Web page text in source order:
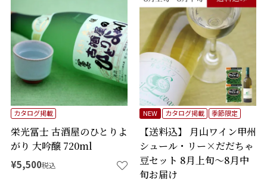
栄光冨士 古酒屋のひとりよ
がり 大吟醸 720ml
カタログ掲載
¥5,500税込
【送料込】 月山ワイン甲州
シュール・リー×だだちゃ
豆セット 8月上旬～8月中
旬お届け
NEW カタログ掲載 季節限定